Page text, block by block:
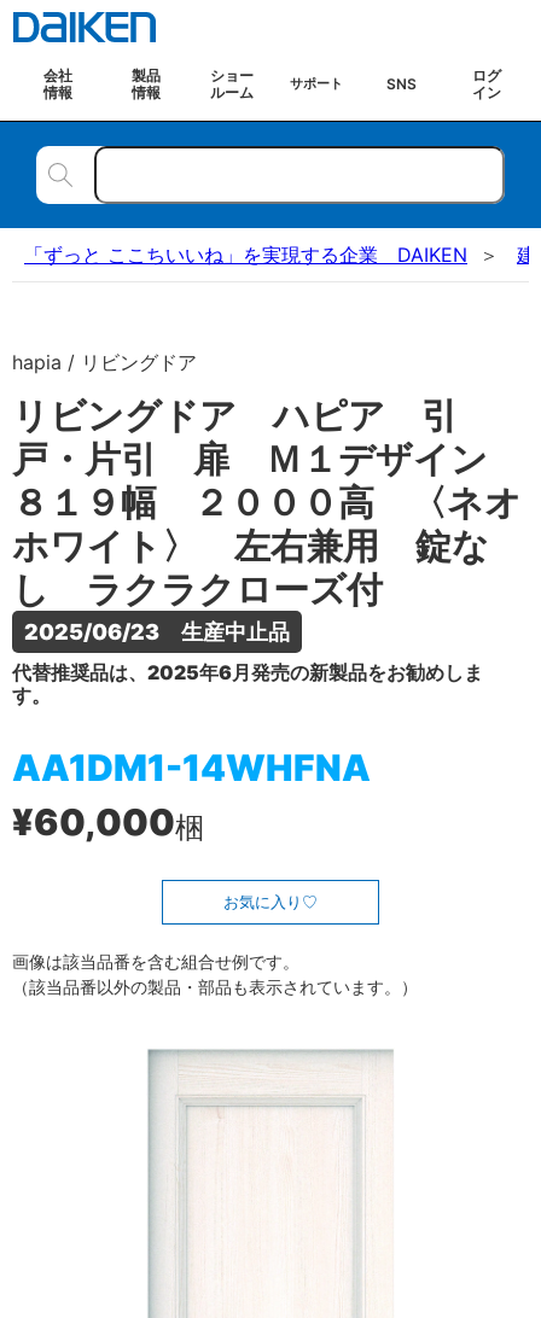
会社
情報
製品
情報
ショー
ルーム
サポート SNS
ログ
イン
「ずっと ここちいいね」を実現する企業 DAIKEN 建
hapia / リビングドア
リビングドア ハピア 引
戸・片引 扉 Ｍ１デザイン
８１９幅 ２０００高 〈ネオ
ホワイト〉 左右兼用 錠な
し ラクラクローズ付
2025/06/23　生産中止品
代替推奨品は、2025年6月発売の新製品をお勧めしま
す。
AA1DM1-14WHFNA
¥60,000梱
お気に入り
画像は該当品番を含む組合せ例です。
（該当品番以外の製品・部品も表示されています。）